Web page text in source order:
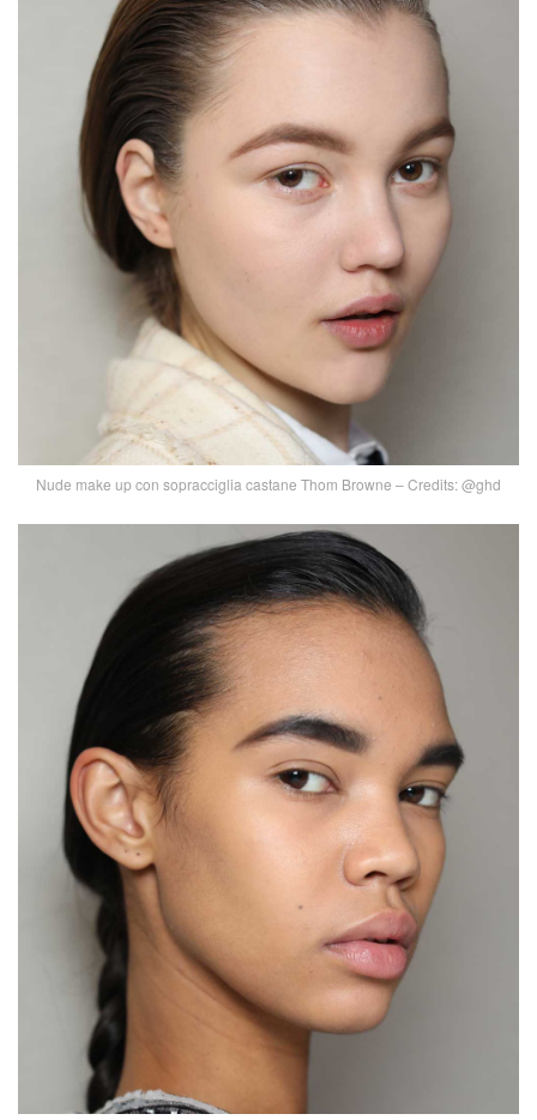
Nude make up con sopracciglia castane Thom Browne – Credits: @ghd